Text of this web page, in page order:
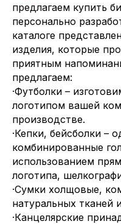
предлагаем купить
персонально
каталоге
изделия, которые
приятным
предлагаем:
·Футболки –
логотипом вашей
производстве.
·Кепки, бейсболки –
комбинированные
использованием
логотипа,
·Сумки холщовые,
натуральных тканей
·Канцелярские